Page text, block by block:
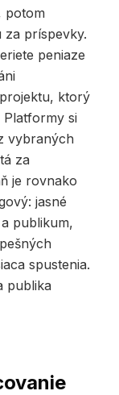
potom
za príspevky.
peniaze
ktorý
si
vybraných
za
je rovnako
jasné
publikum,
spustenia.
publika